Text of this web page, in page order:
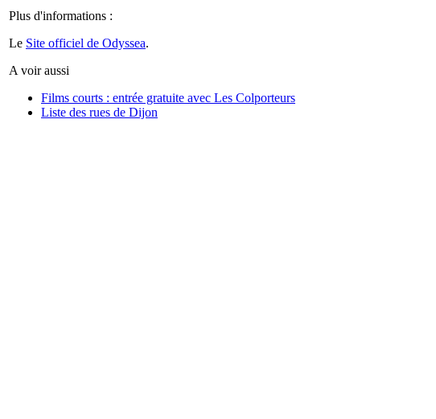
Plus d'informations :
Le Site officiel de Odyssea.
A voir aussi
Films courts : entrée gratuite avec Les Colporteurs
Liste des rues de Dijon